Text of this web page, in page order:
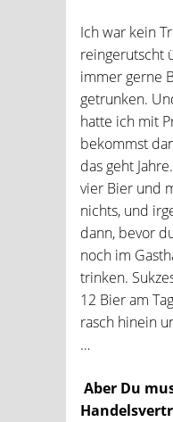
Ich war kein
reingerutscht
immer gerne
getrunken.
hatte ich mit
bekommst
das geht
vier Bier und
nichts, und
dann, bevor
noch im
trinken.
12 Bier am
rasch hinein
…
Aber Du